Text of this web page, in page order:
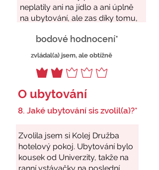
bodové hodnocení*
zvládal(a) jsem, ale obtížně
O ubytování
8. Jaké ubytování sis zvolil(a)?*